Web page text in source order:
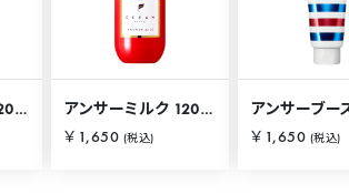
アンサーオイル 120mL
アンサーミルク 120mL
￥1,650 (税込) ￥1,650 (税込)